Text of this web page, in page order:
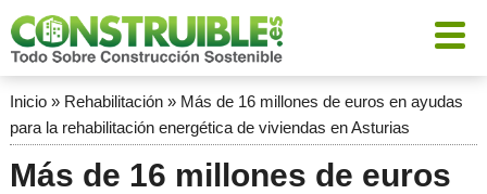
Inicio» Rehabilitación» Más de 16 millones de euros en ayudas
para la rehabilitación energética de viviendas en Asturias
Más de 16 millones de euros